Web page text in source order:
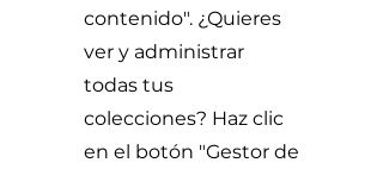
contenido". ¿Quieres
ver y administrar
todas tus
colecciones? Haz clic
en el botón "Gestor de